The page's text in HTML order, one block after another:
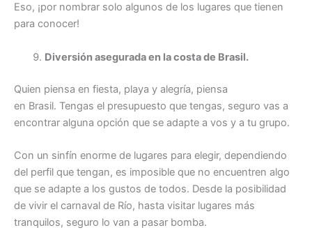
Eso, ¡por nombrar solo algunos de los lugares que tienen
para conocer!
Diversión asegurada en la costa de Brasil.
Quien piensa en fiesta, playa y alegría, piensa
en Brasil. Tengas el presupuesto que tengas, seguro vas a
encontrar alguna opción que se adapte a vos y a tu grupo.
Con un sinfín enorme de lugares para elegir, dependiendo
del perfil que tengan, es imposible que no encuentren algo
que se adapte a los gustos de todos. Desde la posibilidad
de vivir el carnaval de Río, hasta visitar lugares más
tranquilos, seguro lo van a pasar bomba.